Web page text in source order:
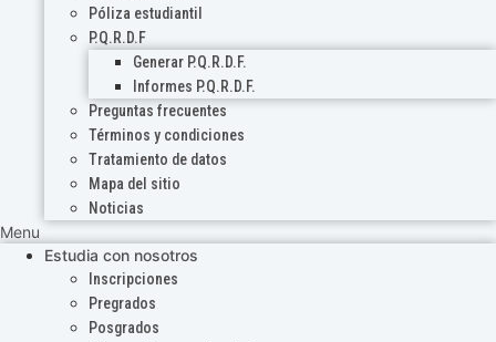
Póliza estudiantil
P.Q.R.D.F
Generar P.Q.R.D.F.
Informes P.Q.R.D.F.
Preguntas frecuentes
Términos y condiciones
Tratamiento de datos
Mapa del sitio
Noticias
Menu
Estudia con nosotros
Inscripciones
Pregrados
Posgrados